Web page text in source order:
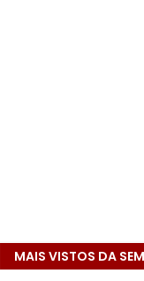
MAIS VISTOS DA